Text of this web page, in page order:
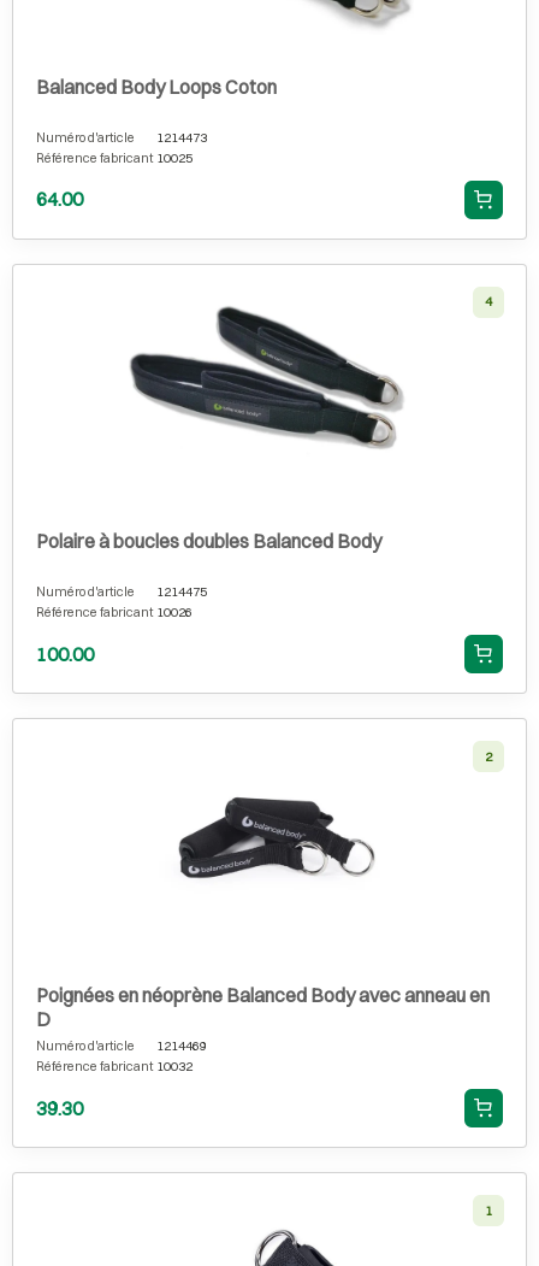
Balanced Body Loops Coton
Numéro d'article
1214473
Référence fabricant 10025
64.00
4
Polaire à boucles doubles Balanced Body
Numéro d'article
1214475
Référence fabricant 10026
100.00
2
Poignées en néoprène Balanced Body avec anneau en
D
Numéro d'article
1214469
Référence fabricant 10032
39.30
1